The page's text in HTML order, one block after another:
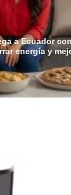
a Ecuador
energía y